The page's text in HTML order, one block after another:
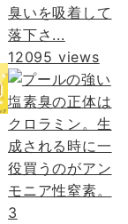
臭いを吸着して
落下さ...
12095 views
3